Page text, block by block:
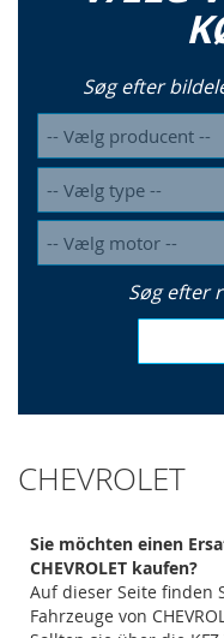
Søg efter
Søg efter
CHEVROLET
Sie möchten einen
CHEVROLET kaufen?
Auf dieser Seite finden
Fahrzeuge von